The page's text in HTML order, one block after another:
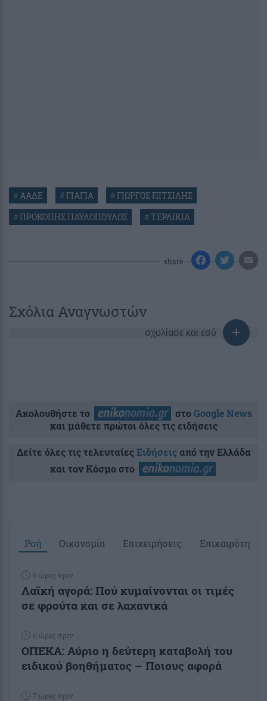
#ΑΑΔΕ #ΓΙΑΓΙΑ #ΓΙΩΡΓΟΣ ΠΙΤΣΙΛΗΣ
#ΠΡΟΚΟΠΗΣ ΠΑΥΛΟΠΟΥΛΟΣ # ΤΕΡΛΙΚΙΑ
share
Σχόλια Αναγνωστών
σχολίασε και εσύ
Ακολουθήστε το στοGoogle News
και μάθετε πρώτοι όλες τις ειδήσεις
Δείτε όλες τις τελευταίεςΕιδήσειςαπό την Ελλάδα
και τον Κόσμο στο
Ροή Οικονομία Επιχειρήσεις Επικαιρότητα
6 ώρες πριν
Λαϊκή αγορά: Πού κυμαίνονται οι τιμές
σε φρούτα και σε λαχανικά
6 ώρες πριν
ΟΠΕΚΑ: Αύριο η δεύτερη καταβολή του
ειδικού βοηθήματος – Ποιους αφορά
7 ώρες πριν